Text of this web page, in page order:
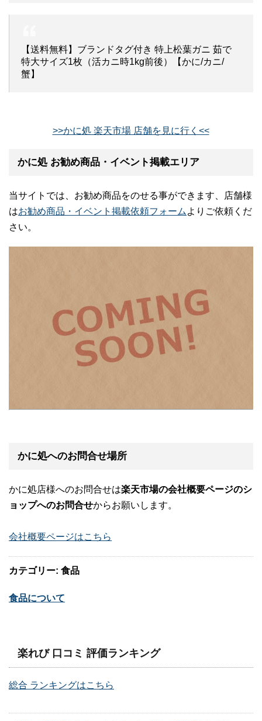
【送料無料】ブランドタグ付き 特上松葉ガニ 茹で
特大サイズ1枚（活カニ時1kg前後）【かに/カニ/
蟹】
>>かに処 楽天市場 店舗を見に行く<<
かに処 お勧め商品・イベント掲載エリア
当サイトでは、お勧め商品をのせる事ができます、店舗様
はお勧め商品・イベント掲載依頼フォーム よりご依頼くだ
さい。
かに処へのお問合せ場所
かに処店様へのお問合せは楽天市場の会社概要ページのシ
ョップへのお問合せからお願いします。
会社概要ページはこちら
カテゴリー: 食品
食品について
楽れび 口コミ 評価ランキング
総合 ランキングはこちら